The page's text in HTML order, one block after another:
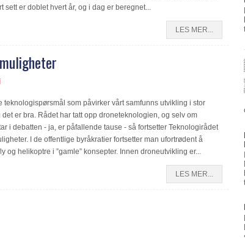
sett er doblet hvert år, og i dag er beregnet...
LES MER...
som påvirker vårt samfunns utvikling i stor
er bra. Rådet har tatt opp droneteknologien, og selv om
i debatten - ja, er påfallende tause - så fortsetter Teknologirådet
I de offentlige byråkratier fortsetter man ufortrødent å
og helikoptre i ”gamle” konsepter. Innen droneutvikling er...
LES MER...